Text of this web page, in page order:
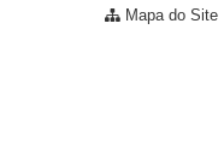
Mapa do Site